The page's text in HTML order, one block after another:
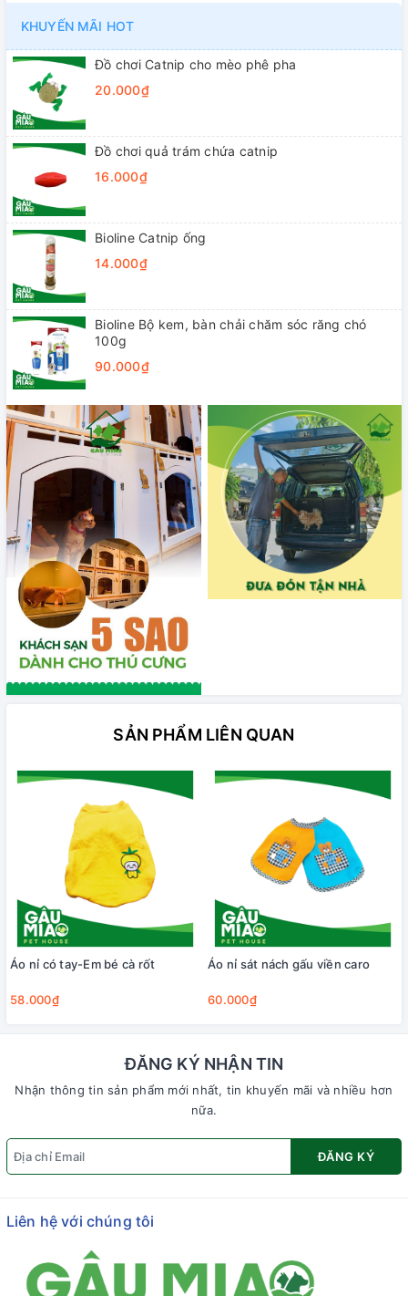
KHUYẾN MÃI HOT
Đồ chơi Catnip cho mèo phê pha
20.000₫
Đồ chơi quả trám chứa catnip
16.000₫
Bioline Catnip ống
14.000₫
Bioline Bộ kem, bàn chải chăm sóc răng chó
100g
90.000₫
SẢN PHẨM LIÊN QUAN
Áo nỉ có tay-Em bé cà rốt
58.000₫
Áo nỉ sát nách gấu viền caro
60.000₫
ĐĂNG KÝ NHẬN TIN
Nhận thông tin sản phẩm mới nhất, tin khuyến mãi và nhiều hơn
nữa.
ĐĂNG KÝ
Liên hệ với chúng tôi